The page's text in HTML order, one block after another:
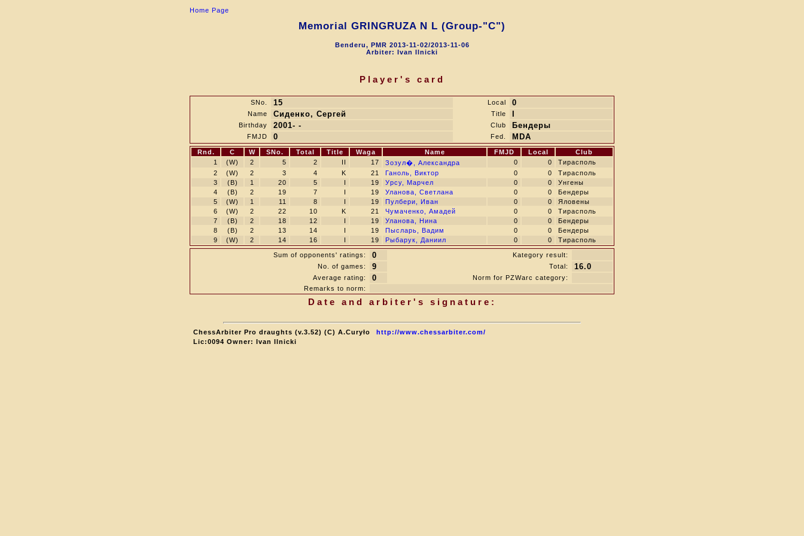
Home Page
Memorial GRINGRUZA N L (Group-"C")
Benderu, PMR 2013-11-02/2013-11-06
Arbiter: Ivan Ilnicki
Player's card
SNo. 15 Local 0
Name Сиденко, Сергей Title
Birthday 2001- - Club Бендеры
FMJD 0 Fed. MDA
Rnd. C W SNo. Total Title Waga Name FMJD Local
Club
1
(W) 2 5 2 II 17 Зозул�, Александра 0 0
Тирасполь
2
(W) 2 3 4 K 21 Ганоль, Виктор 0 0
Тирасполь
3
(B) 1 20 5 I 19 Урсу, Марчел 0 0
Унгены
4
(B) 2 19 7 I 19 Уланова, Светлана 0 0
Бендеры
5
(W) 1 11 8 I 19 Пулбери, Иван 0 0
Яловены
6
(W) 2 22 10 K 21 Чумаченко, Амадей 0 0
Тирасполь
7
(B) 2 18 12 I 19 Уланова, Нина 0 0
Бендеры
8
(B) 2 13 14 I 19 Пысларь, Вадим 0 0
Бендеры
9
(W) 2 14 16 I 19 Рыбарук, Даниил 0 0 Тирасполь
Sum of opponents' ratings: 0
Kategory result:
No. of games:
9 Total: 16.0
Average rating: 0
Norm for PZWarc category:
Remarks to norm:
Date and arbiter's signature:
ChessArbiter Pro draughts (v.3.52) (C) A.Curyło
http://www.chessarbiter.com/
Lic:0094 Owner: Ivan Ilnicki